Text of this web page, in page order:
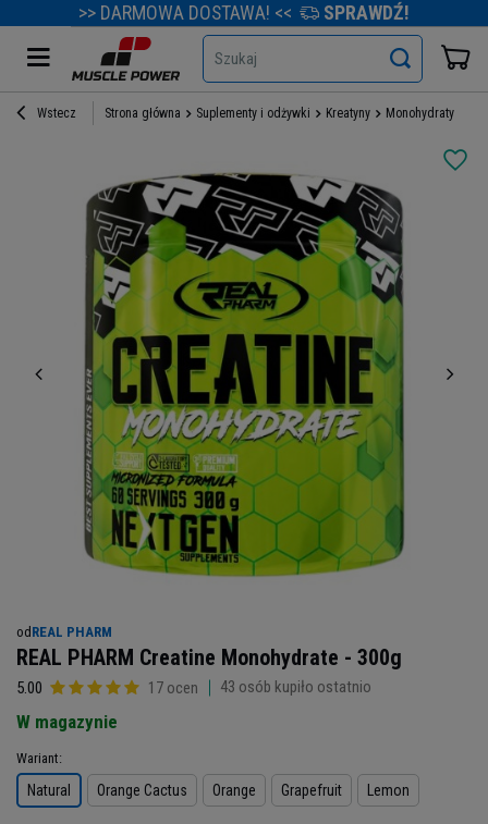
>> DARMOWA DOSTAWA! << SPRAWDŹ!
Szukaj
Wstecz Strona główna Suplementy i odżywki Kreatyny Monohydraty
od REAL PHARM
REAL PHARM Creatine Monohydrate - 300g
5.00 17 ocen 43 osób kupiło ostatnio
W magazynie
Wariant
Natural Orange Cactus Orange Grapefruit Lemon